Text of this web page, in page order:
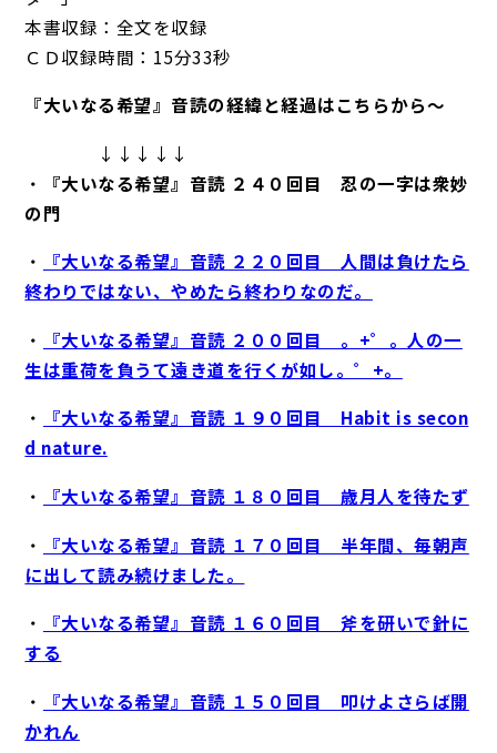
本書収録：全文を収録
ＣＤ収録時間：15分33秒
『大いなる希望』音読の経緯と経過はこちらから～
↓↓↓↓↓
・
『大いなる希望』音読 ２４０回目 忍の一字は衆妙
の門
・
『大いなる希望』音読 ２２０回目 人間は負けたら
終わりではない、やめたら終わりなのだ。
・
『大いなる希望』音読 ２００回目 。+゜。人の一
生は重荷を負うて遠き道を行くが如し。゜+。
・
『大いなる希望』音読 １９０回目 Habit is secon
d nature.
・
『大いなる希望』音読 １８０回目 歳月人を待たず
・
『大いなる希望』音読 １７０回目 半年間、毎朝声
に出して読み続けました。
・
『大いなる希望』音読 １６０回目 斧を研いで針に
する
・
『大いなる希望』音読 １５０回目 叩けよさらば開
かれん